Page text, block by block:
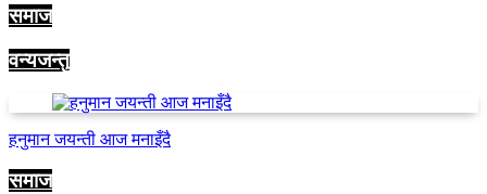
समाज
वन्यजन्तु
हनुमान जयन्ती आज मनाइँदै
समाज